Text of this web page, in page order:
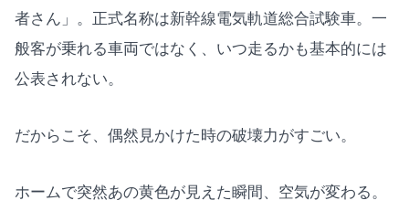
者さん」。正式名称は新幹線電気軌道総合試験車。一
般客が乗れる車両ではなく、いつ走るかも基本的には
公表されない。
だからこそ、偶然見かけた時の破壊力がすごい。
ホームで突然あの黄色が見えた瞬間、空気が変わる。